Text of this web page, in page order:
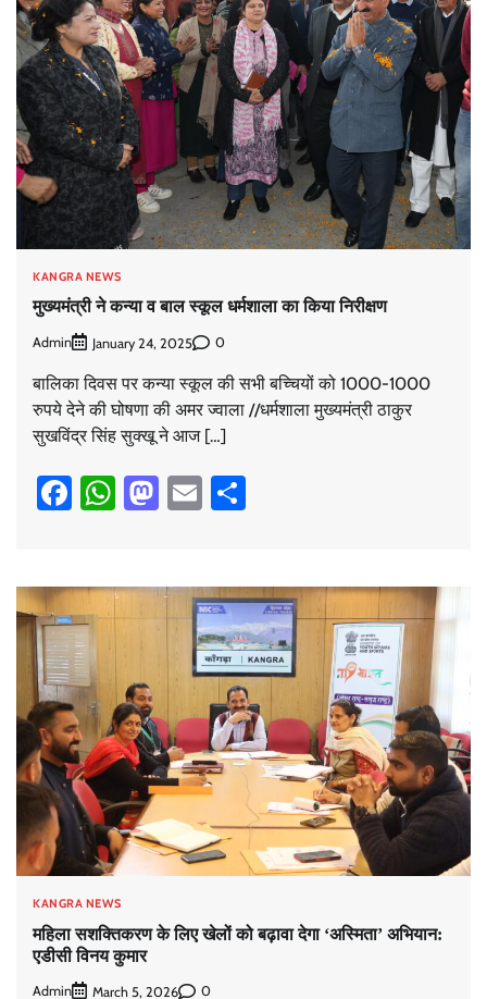
KANGRA NEWS
मुख्यमंत्री ने कन्या व बाल स्कूल धर्मशाला का किया निरीक्षण
Admin January 24, 2025 0
बालिका दिवस पर कन्या स्कूल की सभी बच्चियों को 1000-1000
रुपये देने की घोषणा की अमर ज्वाला //धर्मशाला मुख्यमंत्री ठाकुर
सुखविंद्र सिंह सुक्खू ने आज […]
Facebook
WhatsApp
Mastodon
Email
KANGRA NEWS
महिला सशक्तिकरण के लिए खेलों को बढ़ावा देगा ‘अस्मिता’ अभियान:
एडीसी विनय कुमार
Admin March 5, 2026 0